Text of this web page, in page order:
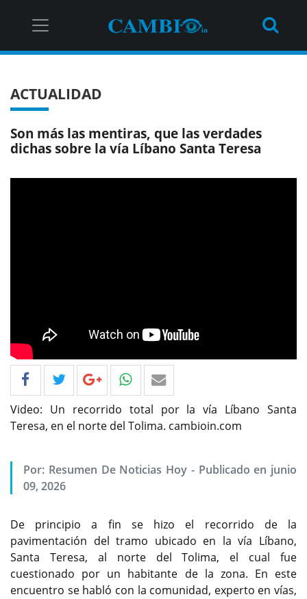
ACTUALIDAD
Son más las mentiras, que las verdades
dichas sobre la vía Líbano Santa Teresa
Video: Un recorrido total por la vía Líbano Santa
Teresa, en el norte del Tolima. cambioin.com
Por: Resumen De Noticias Hoy - Publicado en junio
09, 2026
De principio a fin se hizo el recorrido de la
pavimentación del tramo ubicado en la vía Líbano,
Santa Teresa, al norte del Tolima, el cual fue
cuestionado por un habitante de la zona. En este
encuentro se habló con la comunidad, experto en vías,